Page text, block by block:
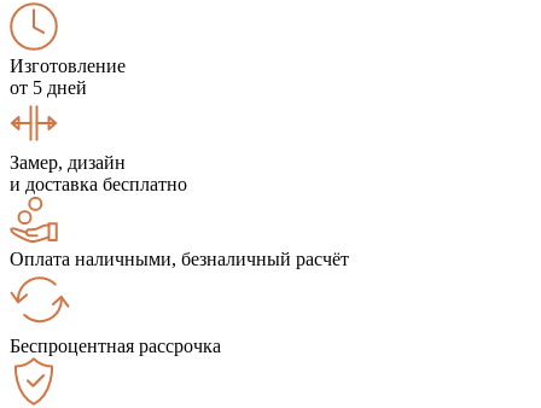
Изготовление
от 5 дней
Замер, дизайн
и доставка бесплатно
Оплата наличными, безналичный расчёт
Беспроцентная рассрочка